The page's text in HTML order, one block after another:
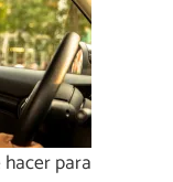
para